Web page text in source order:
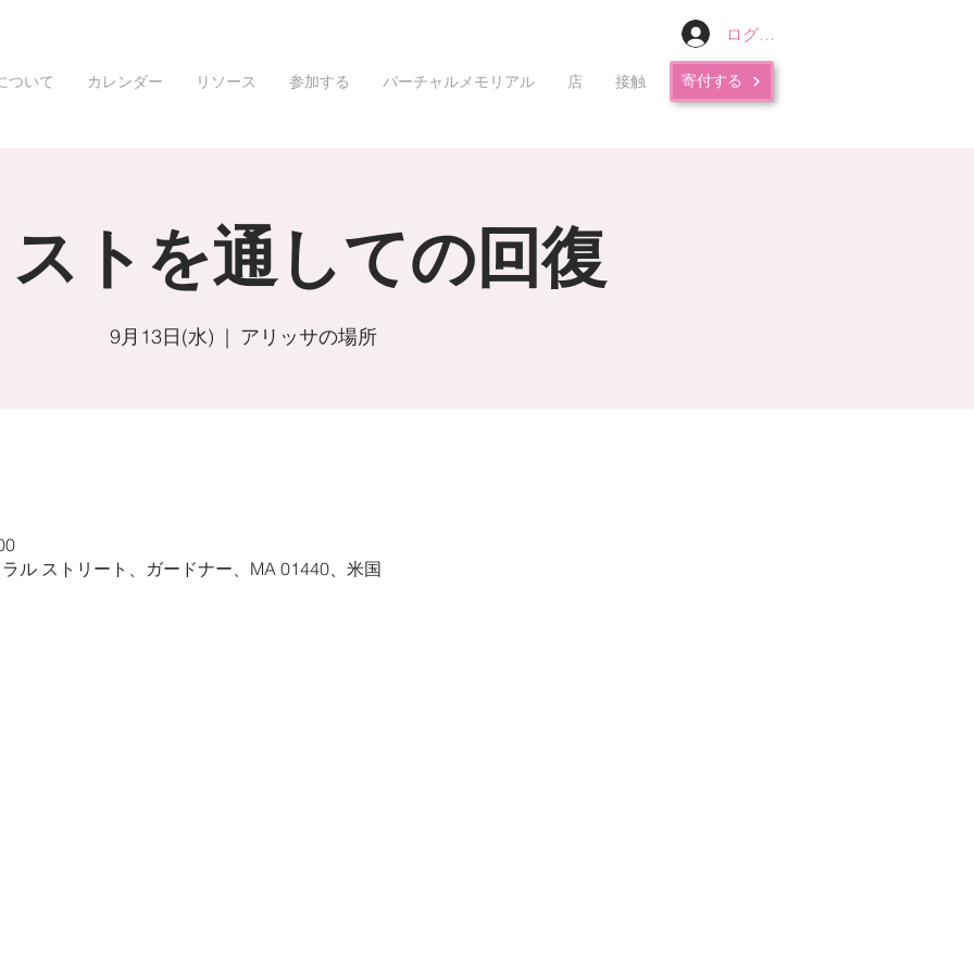
ログイン
ついて カレンダー リソース 参加する バーチャルメモリアル 店 接触 寄付する
トを通しての回復
9月13日(水)
  |
アリッサの場所
ル ストリート、ガードナー、MA 01440、米国